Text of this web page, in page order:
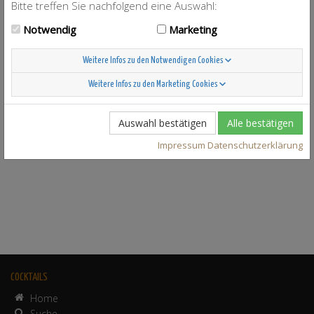
COCKTAILS
Home
Bitte treffen Sie nachfolgend eine Auswahl:
Notwendig
Marketing
Weitere Infos zu den Notwendigen Cookies
Weitere Infos zu den Marketing Cookies
Auswahl bestätigen Alle bestätigen
Impressum Datenschutzerklärung